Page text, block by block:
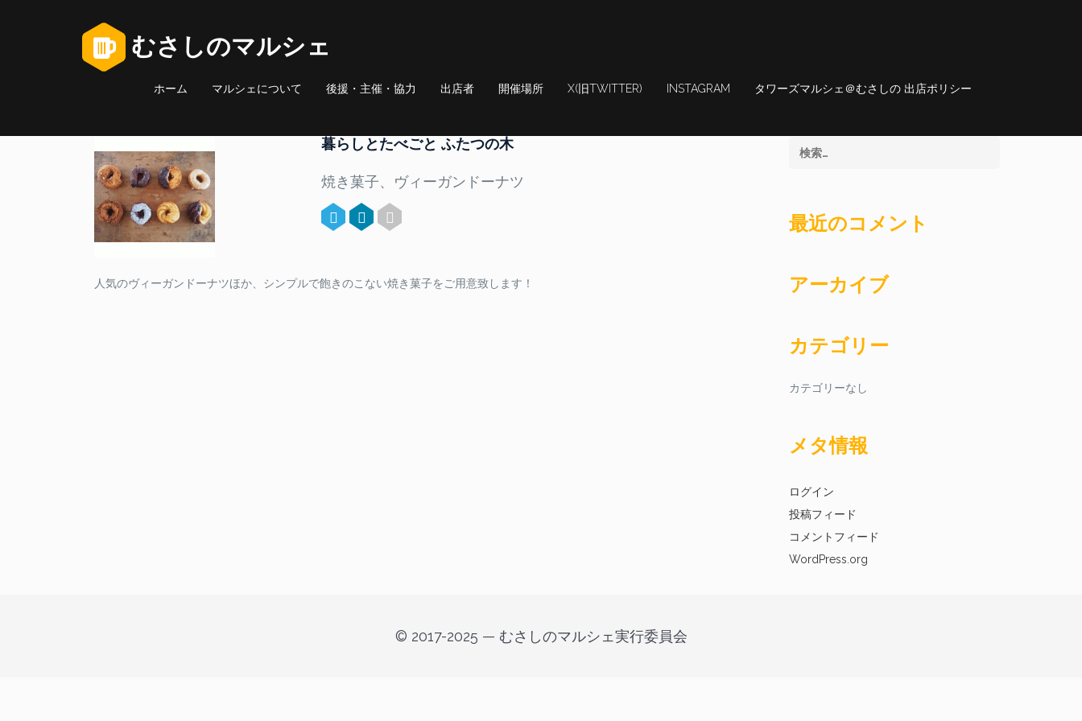
むさしのマルシェ
ホーム マルシェについて 後援・主催・協力 出店者 開催場所 X(旧TWITTER) INSTAGRAM タワーズマルシェ＠むさしの 出店ポリシー
暮らしとたべごと ふたつの木
焼き菓子、ヴィーガンドーナツ
人気のヴィーガンドーナツほか、シンプルで飽きのこない焼き菓子をご用意致します！
最近のコメント
アーカイブ
カテゴリー
カテゴリーなし
メタ情報
ログイン
投稿フィード
コメントフィード
WordPress.org
© 2017-2025 — むさしのマルシェ実行委員会